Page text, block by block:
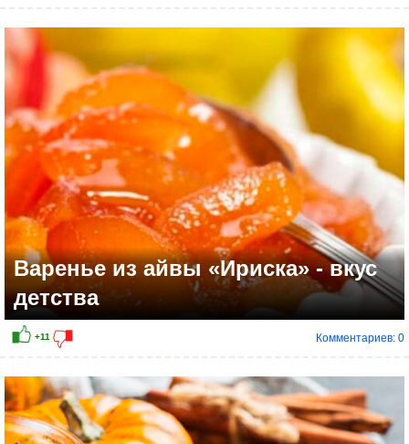
+9
Варенье из айвы «Ириска» - вкус
детства
Комментариев: 0